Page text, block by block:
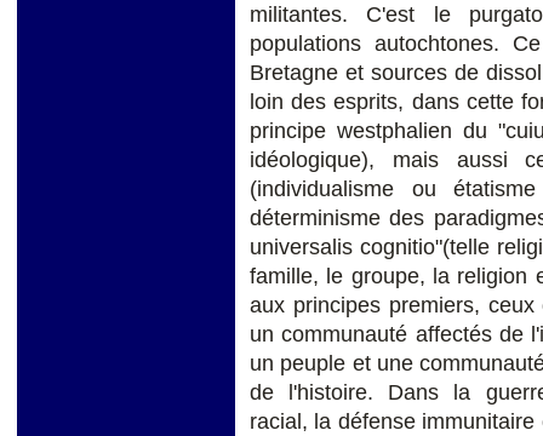
militantes. C'est le
populations autochtones.
Bretagne et sources de
loin des esprits, dans cette
principe westphalien du
idéologique), mais aussi
(individualisme ou
déterminisme des
universalis cognitio"(telle
famille, le groupe, la religion
aux principes premiers,
un communauté affectés de
un peuple et une
de l'histoire. Dans la
racial, la défense